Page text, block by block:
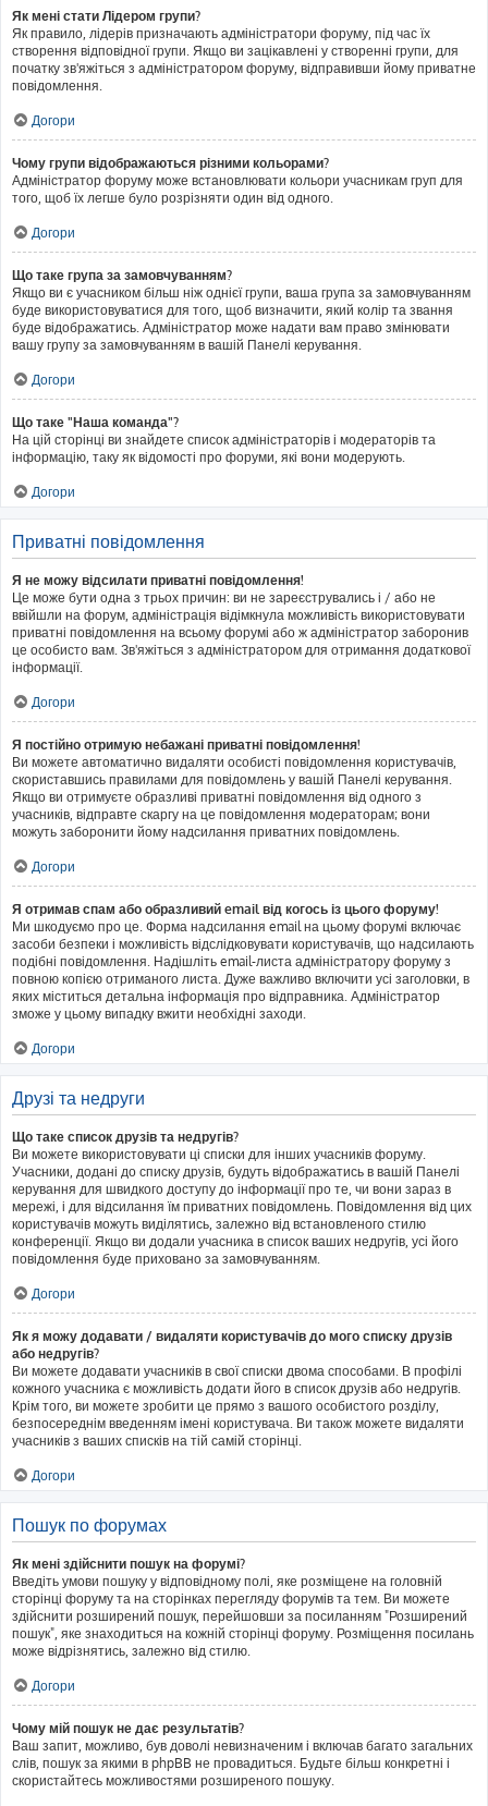
Як мені стати Лідером групи?
Як правило, лідерів призначають адміністратори форуму, під час їх
створення відповідної групи. Якщо ви зацікавлені у створенні групи, для
початку зв'яжіться з адміністратором форуму, відправивши йому приватне
повідомлення.
Догори
Чому групи відображаються різними кольорами?
Адміністратор форуму може встановлювати кольори учасникам груп для
того, щоб їх легше було розрізняти один від одного.
Догори
Що таке група за замовчуванням?
Якщо ви є учасником більш ніж однієї групи, ваша група за замовчуванням
буде використовуватися для того, щоб визначити, який колір та звання
буде відображатись. Адміністратор може надати вам право змінювати
вашу групу за замовчуванням в вашій Панелі керування.
Догори
Що таке "Наша команда"?
На цій сторінці ви знайдете список адміністраторів і модераторів та
інформацію, таку як відомості про форуми, які вони модерують.
Догори
Приватні повідомлення
Я не можу відсилати приватні повідомлення!
Це може бути одна з трьох причин: ви не зареєструвались і / або не
ввійшли на форум, адміністрація відімкнула можливість використовувати
приватні повідомлення на всьому форумі або ж адміністратор заборонив
це особисто вам. Зв'яжіться з адміністратором для отримання додаткової
інформації.
Догори
Я постійно отримую небажані приватні повідомлення!
Ви можете автоматично видаляти особисті повідомлення користувачів,
скориставшись правилами для повідомлень у вашій Панелі керування.
Якщо ви отримуєте образливі приватні повідомлення від одного з
учасників, відправте скаргу на це повідомлення модераторам; вони
можуть заборонити йому надсилання приватних повідомлень.
Догори
Я отримав спам або образливий email від когось із цього форуму!
Ми шкодуємо про це. Форма надсилання email на цьому форумі включає
засоби безпеки і можливість відслідковувати користувачів, що надсилають
подібні повідомлення. Надішліть email-листа адміністратору форуму з
повною копією отриманого листа. Дуже важливо включити усі заголовки, в
яких міститься детальна інформація про відправника. Адміністратор
зможе у цьому випадку вжити необхідні заходи.
Догори
Друзі та недруги
Що таке список друзів та недругів?
Ви можете використовувати ці списки для інших учасників форуму.
Учасники, додані до списку друзів, будуть відображатись в вашій Панелі
керування для швидкого доступу до інформації про те, чи вони зараз в
мережі, і для відсилання їм приватних повідомлень. Повідомлення від цих
користувачів можуть виділятись, залежно від встановленого стилю
конференції. Якщо ви додали учасника в список ваших недругів, усі його
повідомлення буде приховано за замовчуванням.
Догори
Як я можу додавати / видаляти користувачів до мого списку друзів
або недругів?
Ви можете додавати учасників в свої списки двома способами. В профілі
кожного учасника є можливість додати його в список друзів або недругів.
Крім того, ви можете зробити це прямо з вашого особистого розділу,
безпосереднім введенням імені користувача. Ви також можете видаляти
учасників з ваших списків на тій самій сторінці.
Догори
Пошук по форумах
Як мені здійснити пошук на форумі?
Введіть умови пошуку у відповідному полі, яке розміщене на головній
сторінці форуму та на сторінках перегляду форумів та тем. Ви можете
здійснити розширений пошук, перейшовши за посиланням "Розширений
пошук", яке знаходиться на кожній сторінці форуму. Розміщення посилань
може відрізнятись, залежно від стилю.
Догори
Чому мій пошук не дає результатів?
Ваш запит, можливо, був доволі невизначеним і включав багато загальних
слів, пошук за якими в phpBB не провадиться. Будьте більш конкретні і
скористайтесь можливостями розширеного пошуку.